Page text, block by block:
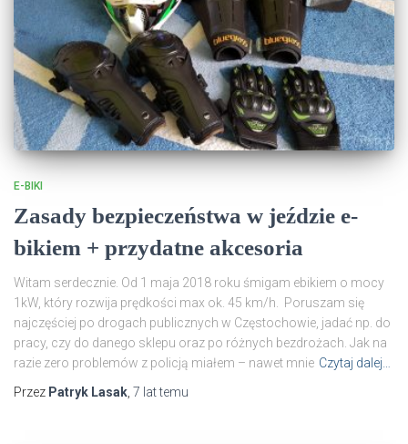
E-BIKI
Zasady bezpieczeństwa w jeździe e-
bikiem + przydatne akcesoria
Witam serdecznie. Od 1 maja 2018 roku śmigam ebikiem o mocy
1kW, który rozwija prędkości max ok. 45 km/h. Poruszam się
najczęściej po drogach publicznych w Częstochowie, jadać np. do
pracy, czy do danego sklepu oraz po różnych bezdrożach. Jak na
razie zero problemów z policją miałem – nawet mnie Czytaj dalej…
Przez Patryk Lasak 7 lattemu